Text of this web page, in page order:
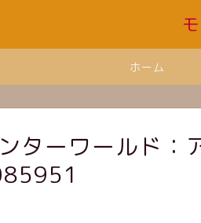
ホーム
ターワールド：